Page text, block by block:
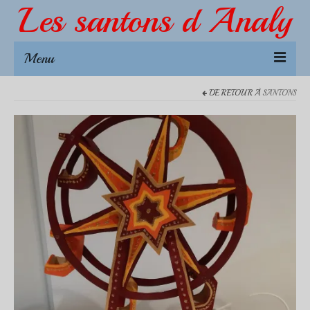
Les santons d Analy
Menu
NOUVEAUTÉS 2026
L’échoppe dou Pitchoun
Accessoires 4-5 cm
Accessoires 7 cm
Santons 7 cm
Animaux
Accessoires
DE RETOUR À SANTONS